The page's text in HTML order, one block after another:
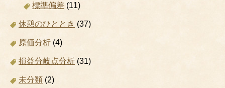
標準偏差 (11)
休憩のひととき (37)
原価分析 (4)
損益分岐点分析 (31)
未分類 (2)